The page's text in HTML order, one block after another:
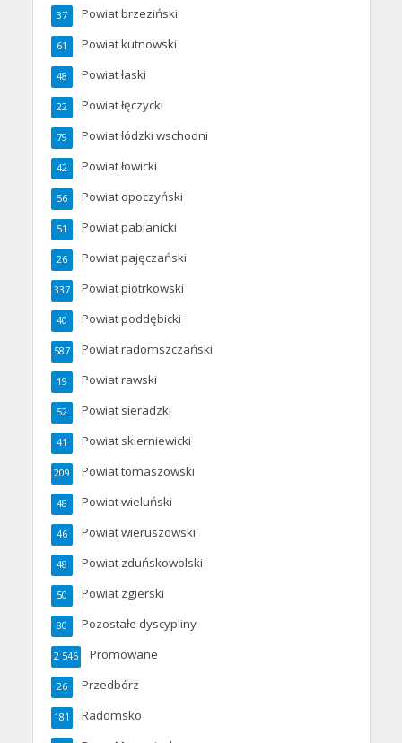
Powiat brzeziński
37
Powiat kutnowski
61
Powiat łaski
48
Powiat łęczycki
22
Powiat łódzki wschodni
79
Powiat łowicki
42
Powiat opoczyński
56
Powiat pabianicki
51
Powiat pajęczański
26
Powiat piotrkowski
337
Powiat poddębicki
40
Powiat radomszczański
587
Powiat rawski
19
Powiat sieradzki
52
Powiat skierniewicki
41
Powiat tomaszowski
209
Powiat wieluński
48
Powiat wieruszowski
46
Powiat zduńskowolski
48
Powiat zgierski
50
Pozostałe dyscypliny
80
Promowane
2 546
Przedbórz
26
Radomsko
181